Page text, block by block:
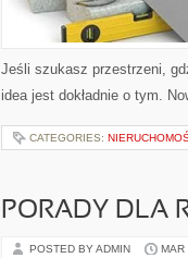
Jeśli szukasz przestrzeni,
idea jest dokładnie o tym.
CATEGORIES:
PORADY DLA
POSTED BY ADMIN MAR